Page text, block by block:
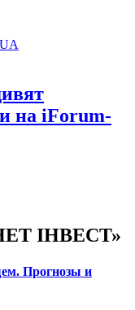
на iForum-
ІНВЕСТ»
Прогнозы и